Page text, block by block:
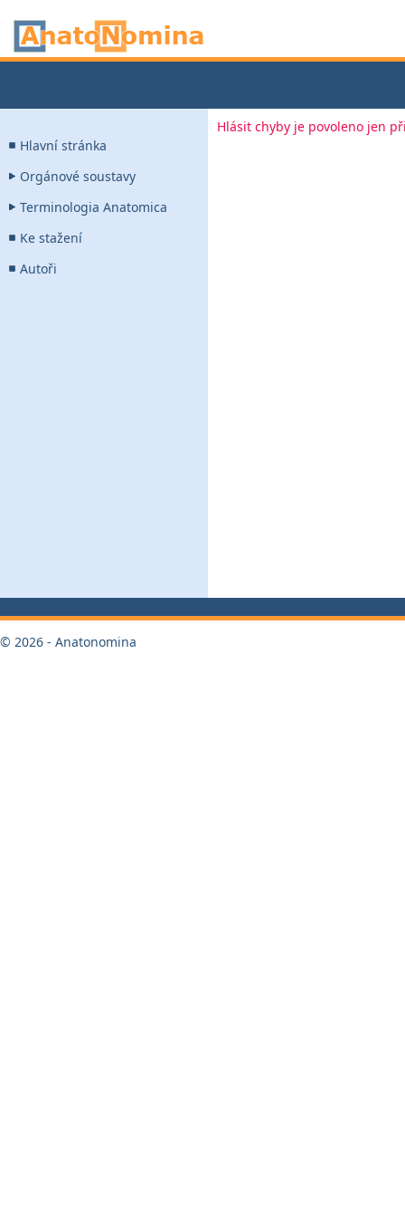
Hlavní stránka
Orgánové soustavy
Terminologia Anatomica
Ke stažení
Autoři
Hlásit chyby je povoleno jen
© 2026 - Anatonomina